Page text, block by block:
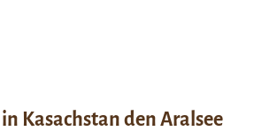
Kasachstan den Aralsee